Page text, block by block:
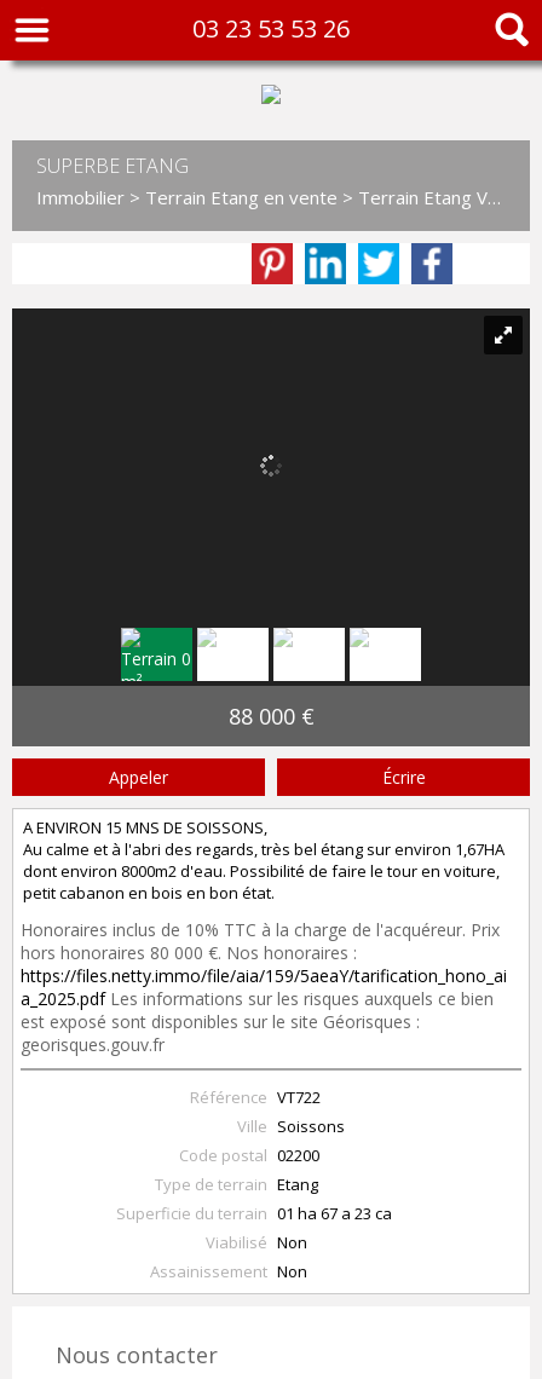
03 23 53 53 26
SUPERBE ETANG
Immobilier > Terrain Etang en vente > Terrain Etang VT722
88 000 €
Appeler Écrire
A ENVIRON 15 MNS DE SOISSONS,
Au calme et à l'abri des regards, très bel étang sur environ 1,67HA
dont environ 8000m2 d'eau. Possibilité de faire le tour en voiture,
petit cabanon en bois en bon état.
Honoraires inclus de 10% TTC à la charge de l'acquéreur. Prix
hors honoraires 80 000 €. Nos honoraires :
https://files.netty.immo/file/aia/159/5aeaY/tarification_hono_ai
a_2025.pdfLes informations sur les risques auxquels ce bien
est exposé sont disponibles sur le site Géorisques :
georisques.gouv.fr
Référence VT722
Ville Soissons
Code postal 02200
Type de terrain Etang
Superficie du terrain 01 ha 67 a 23 ca
Viabilisé Non
Assainissement Non
Nous contacter